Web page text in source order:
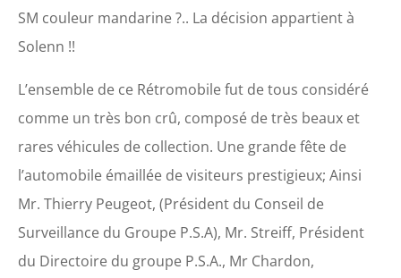
SM couleur mandarine ?.. La décision appartient à
Solenn !!
L’ensemble de ce Rétromobile fut de tous considéré
comme un très bon crû, composé de très beaux et
rares véhicules de collection. Une grande fête de
l’automobile émaillée de visiteurs prestigieux; Ainsi
Mr. Thierry Peugeot, (Président du Conseil de
Surveillance du Groupe P.S.A), Mr. Streiff, Président
du Directoire du groupe P.S.A., Mr Chardon,